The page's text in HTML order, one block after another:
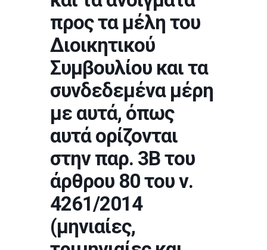
προς τα μέλη του
Διοικητικού
Συμβουλίου και τα
συνδεδεμένα μέρη
με αυτά, όπως
αυτά ορίζονται
στην παρ. 3Β του
άρθρου 80 του ν.
4261/2014
(μηνιαίες,